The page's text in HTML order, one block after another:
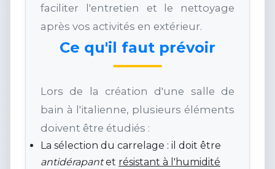
faciliter l'entretien et le nettoyage
après vos activités en extérieur.
Ce qu'il faut prévoir
Lors de la création d'une salle de
bain à l'italienne, plusieurs éléments
doivent être étudiés :
La sélection du carrelage : il doit être
antidérapantet résistant à l'humidité